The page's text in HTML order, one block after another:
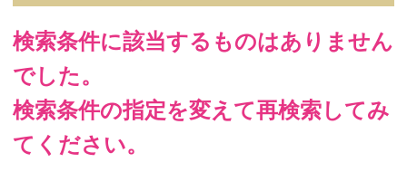
検索条件に該当するものはありません
でした。
検索条件の指定を変えて再検索してみ
てください。